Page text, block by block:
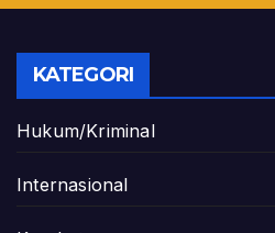
KATEGORI
Hukum/Kriminal
Internasional